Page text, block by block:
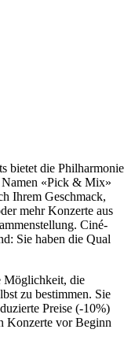
bietet die Philharmonie
«Pick & Mix»
Ihrem Geschmack,
mehr Konzerte aus
Ciné-
Sie haben die Qual
Möglichkeit, die
zu bestimmen. Sie
Preise (-10%)
Konzerte vor Beginn